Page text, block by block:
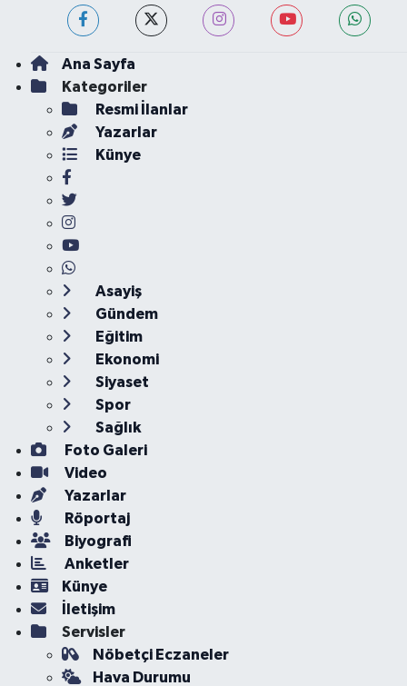
Ana Sayfa
Kategoriler
Resmi İlanlar
Yazarlar
Künye
Asayiş
Gündem
Eğitim
Ekonomi
Siyaset
Spor
Sağlık
Foto Galeri
Video
Yazarlar
Röportaj
Biyografi
Anketler
Künye
İletişim
Servisler
Nöbetçi Eczaneler
Hava Durumu